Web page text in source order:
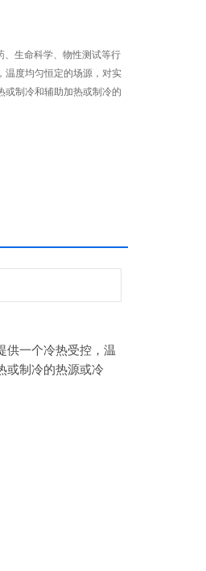
、生命科学、物性测试等行
温度均匀恒定的场源，对实
或制冷和辅助加热或制冷的
供一个冷热受控，温
或制冷的热源或冷